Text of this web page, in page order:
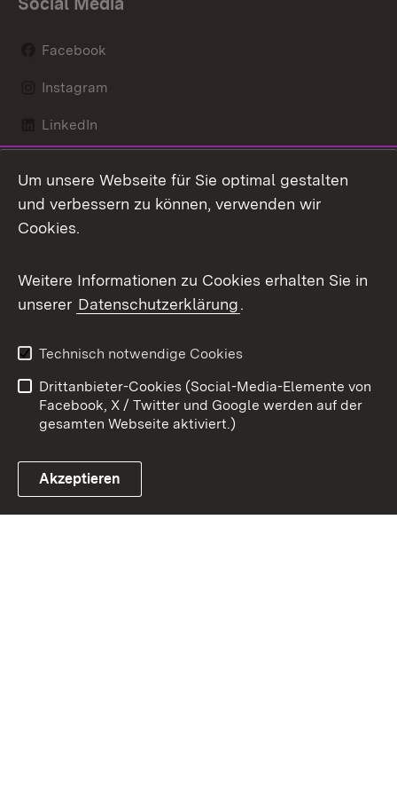
Facebook
Instagram
LinkedIn
X / Twitter
Youtube
Link zum Landesportal
Kontakt
Datenschutz
Barrierefreiheit
Impressum
Cookies
Um unsere Webseite für Sie optimal gestalten
und verbessern zu können, verwenden wir
Cookies.
Weitere Informationen zu Cookies erhalten Sie in
unserer Datenschutzerklärung.
Technisch notwendige Cookies
Drittanbieter-Cookies (Social-Media-Elemente von
Facebook, X / Twitter und Google werden auf der
gesamten Webseite aktiviert.)
Akzeptieren